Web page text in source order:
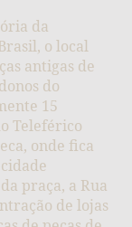
da
o local
antigas de
do
15
Teleférico
onde fica
praça, a Rua
de lojas